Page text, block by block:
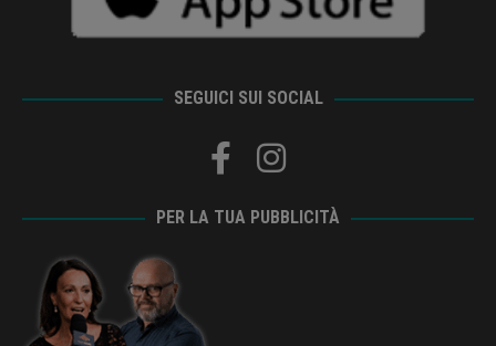
SEGUICI SUI SOCIAL
PER LA TUA PUBBLICITÀ